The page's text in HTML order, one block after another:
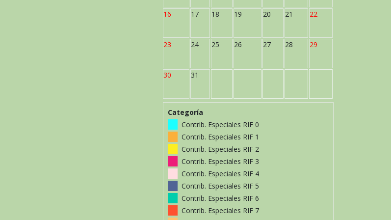
16 17 18 19 20 21 22
23 24 25 26 27 28 29
30 31
Categoría
Contrib. Especiales RIF 0
Contrib. Especiales RIF 1
Contrib. Especiales RIF 2
Contrib. Especiales RIF 3
Contrib. Especiales RIF 4
Contrib. Especiales RIF 5
Contrib. Especiales RIF 6
Contrib. Especiales RIF 7